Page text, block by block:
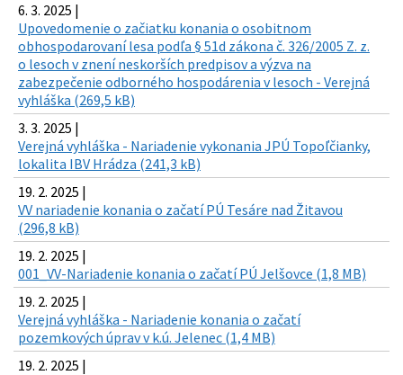
6. 3. 2025 |
Upovedomenie o začiatku konania o osobitnom
obhospodarovaní lesa podľa § 51d zákona č. 326/2005 Z. z.
o lesoch v znení neskorších predpisov a výzva na
zabezpečenie odborného hospodárenia v lesoch - Verejná
vyhláška (269,5 kB)
3. 3. 2025 |
Verejná vyhláška - Nariadenie vykonania JPÚ Topoľčianky,
lokalita IBV Hrádza (241,3 kB)
19. 2. 2025 |
VV nariadenie konania o začatí PÚ Tesáre nad Žitavou
(296,8 kB)
19. 2. 2025 |
001_VV-Nariadenie konania o začatí PÚ Jelšovce (1,8 MB)
19. 2. 2025 |
Verejná vyhláška - Nariadenie konania o začatí
pozemkových úprav v k.ú. Jelenec (1,4 MB)
19. 2. 2025 |